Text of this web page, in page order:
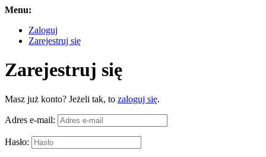
Menu:
Zaloguj
Zarejestruj się
Zarejestruj się
Masz już konto? Jeżeli tak, to zaloguj się.
Adres e-mail:
Hasło: